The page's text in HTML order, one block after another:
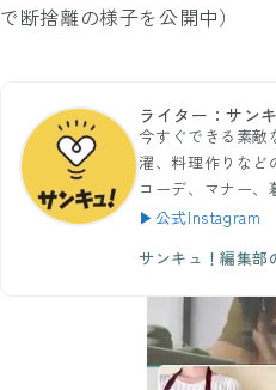
で断捨離の様子を公開中）
ライター：サン
今すぐできる素敵
濯、料理作りな
コーデ、マナー、
▶公式Instagram
サンキュ！編集部